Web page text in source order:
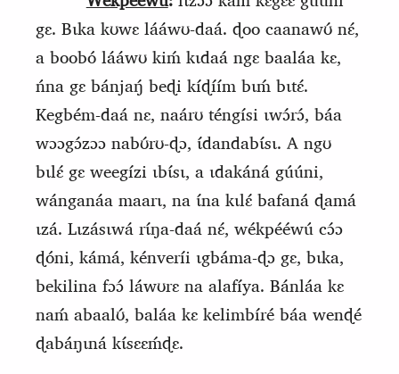
gɛ. Bɩka kʊwɛ lááwʊ-daá. ɖoo caanawʊ́ nɛ́,
a boobó lááwʊ kiḿ kɩdaá ngɛ baaláa kɛ,
ńna gɛ bánjaŋ́ beɖi kíɖíím bɩḿ bɩtɛ́.
Kegbém-daá nɛ, naárʊ téngísi ɩwɔ́rɔ́, báa
wɔɔgɔ́zɔɔ nabʊ́rʊ-ɖɔ, ɩ́dandabɩ́sɩ. A ngʊ
bɩlɛ́ gɛ weegízi ɩbɩ́sɩ, a ɩdakáná gúúni,
wánganáa maarɩ, na ɩ́na kɩlɛ́ bafaná ɖamá
ɩzá. Lɩzásɩwá rɩ́ŋa-daá nɛ́, wékpééwú cɔ́ɔ
ɖóni, kámá, kénveríi ɩgbáma-ɖɔ gɛ, bɩka,
bekilina fɔɔ́ láwʊrɛ na alafíya. Bánláa kɛ
naḿ abaalʊ́, baláa kɛ kelimbíré báa wenɖé
ɖabáŋɩná kɩ́sɛɛḿɖɛ.